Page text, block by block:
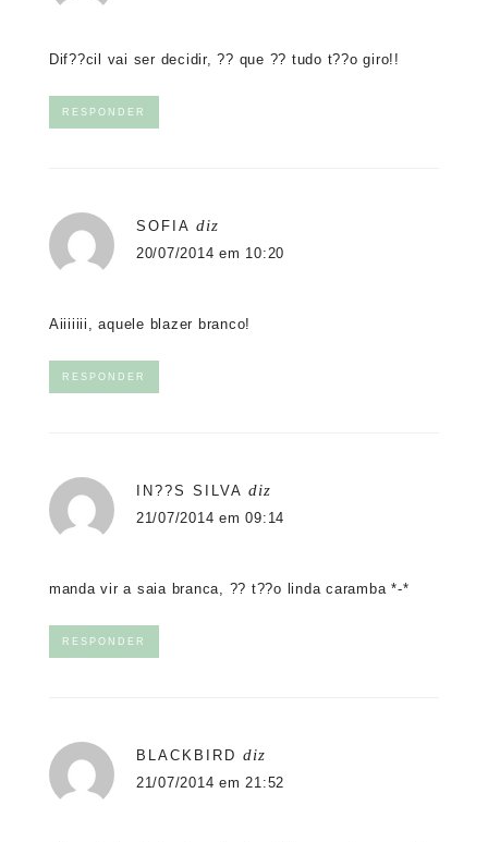
Dif??cil vai ser decidir, ?? que ?? tudo t??o giro!!
RESPONDER
SOFIA diz
20/07/2014 em 10:20
Aiiiiiii, aquele blazer branco!
RESPONDER
IN??S SILVA diz
21/07/2014 em 09:14
manda vir a saia branca, ?? t??o linda caramba *-*
RESPONDER
BLACKBIRD diz
21/07/2014 em 21:52